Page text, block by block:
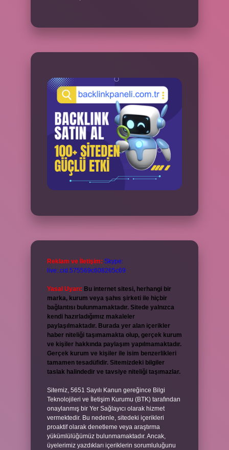
Reklam ve İletişim: Skype:
live:.cid.575569c608265c69
Yasal Uyarı: Bu internet sitesi, herhangi bir
marka, kurum veya şahıs şirketi ile hiçbir
bağlantısı bulunmamaktadır. Sitede yalnızca
kendi hazırladığımız makaleler
paylaşılmaktadır. Burada yer alan içerikler
haber niteliği taşımamakta olup, gerçek kurum
ve kişiler hakkında paylaşım yapılmamaktadır.
Gerçek kurum ve kişiler ile isim benzerlikleri
tamamen tesadüfidir. Sitemizdeki bilgiler
taslak halindedir ve tavsiye niteliği taşımazlar.
Sitemiz, 5651 Sayılı Kanun gereğince Bilgi
Teknolojileri ve İletişim Kurumu (BTK) tarafından
onaylanmış bir Yer Sağlayıcı olarak hizmet
vermektedir. Bu nedenle, sitedeki içerikleri
proaktif olarak denetleme veya araştırma
yükümlülüğümüz bulunmamaktadır. Ancak,
üyelerimiz yazdıkları içeriklerin sorumluluğunu